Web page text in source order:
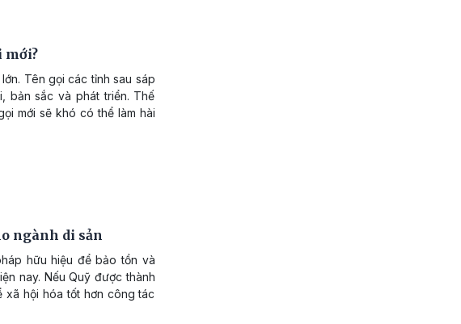
mới?
Tên gọi các tỉnh sau sáp
bản sắc và phát triển. Thế
mới sẽ khó có thể làm hài
ngành di sản
hữu hiệu để bảo tồn và
nay. Nếu Quỹ được thành
hội hóa tốt hơn công tác